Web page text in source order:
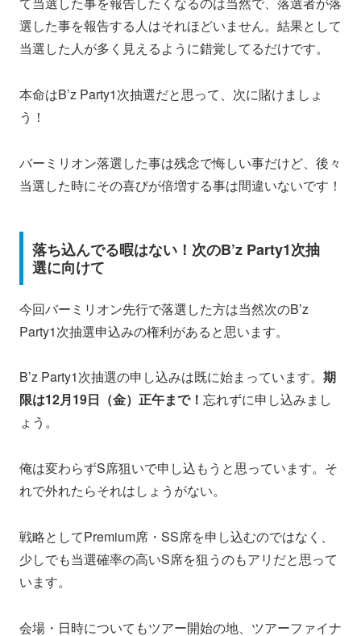
選した事を報告する人はそれほどいません。結果として
当選した人が多く見えるように錯覚してるだけです。
本命はB’z Party1次抽選だと思って、次に賭けましょ
う！
バーミリオン落選した事は残念で悔しい事だけど、後々
当選した時にその喜びが倍増する事は間違いないです！
落ち込んでる暇はない！次のB’z Party1次抽
選に向けて
今回バーミリオン先行で落選した方は当然次のB’z
Party1次抽選申込みの権利があると思います。
B’z Party1次抽選の申し込みは既に始まっています。 期
限は12月19日（金）正午まで！ 忘れずに申し込みまし
ょう。
俺は変わらずS席狙いで申し込もうと思っています。そ
れで外れたらそれはしょうがない。
戦略としてPremium席・SS席を申し込むのではなく、
少しでも当選確率の高いS席を狙うのもアリだと思って
います。
会場・日時についてもツアー開始の地、ツアーファイナ